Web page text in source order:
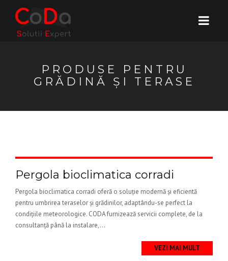
PRODUSE PENTRU
GRĂDINĂ ȘI TERASE
Pergola bioclimatica corradi
Pergola bioclimatica corradi oferă o soluție modernă și eficientă
pentru umbrirea teraselor și grădinilor, adaptându-se perfect la
condițiile meteorologice. CODA furnizează servicii complete, de la
consultanță până la instalare,...
VEZI MAI MULT